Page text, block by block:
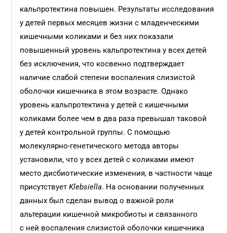
кальпротектина повышен. Результаты исследования
у детей первых месяцев жизни с младенческими
кишечными коликами и без них показали
повышенный уровень кальпротектина у всех детей
без исключения, что косвенно подтверждает
наличие слабой степени воспаления слизистой
оболочки кишечника в этом возрасте. Однако
уровень кальпротектина у детей с кишечными
коликами более чем в два раза превышал таковой
у детей контрольной группы. С помощью
молекулярно-генетического метода авторы
установили, что у всех детей с коликами имеют
место дисбиотические изменения, в частности чаще
присутствуетKlebsiella. На основании полученных
данных был сделан вывод о важной роли
альтерации кишечной микробиоты и связанного
с ней воспаления слизистой оболочки кишечника